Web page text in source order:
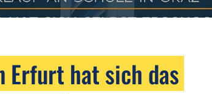
Erfurt hat sich das